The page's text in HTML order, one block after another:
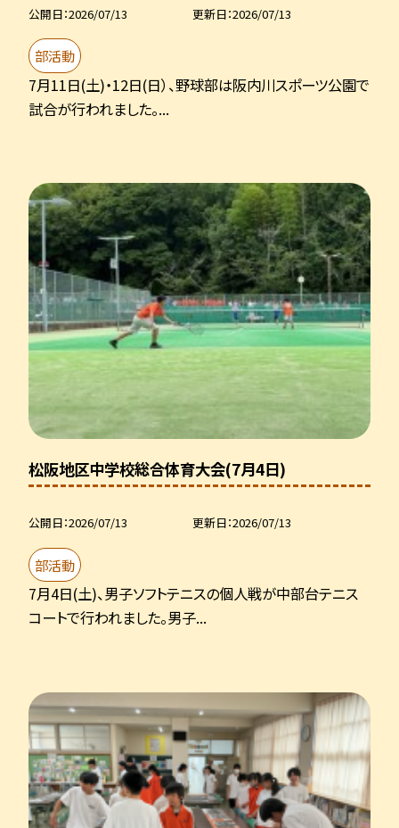
公開日 2026/07/13 更新日 2026/07/13
部活動
7月11日(土)・12日(日）、野球部は阪内川スポーツ公園で
試合が行われました。...
松阪地区中学校総合体育大会(7月4日)
公開日 2026/07/13 更新日 2026/07/13
部活動
7月4日(土)、男子ソフトテニスの個人戦が中部台テニス
コートで行われました。男子...